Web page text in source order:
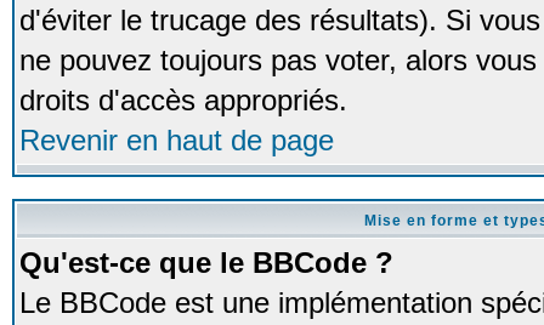
d'éviter le trucage des résultats). Si
ne pouvez toujours pas voter, alors
droits d'accès appropriés.
Revenir en haut de page
Mise en forme et
Qu'est-ce que le BBCode ?
Le BBCode est une implémentation